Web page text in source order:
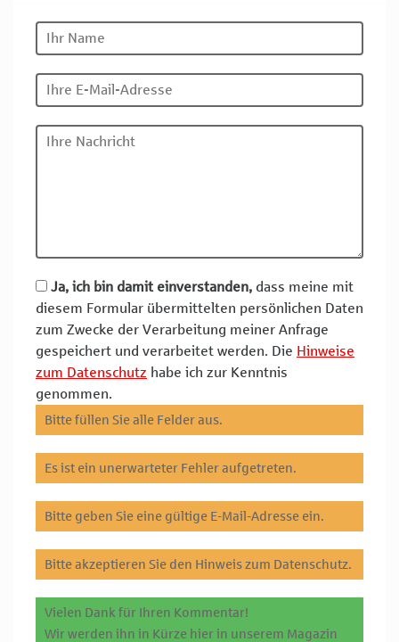
Ja, ich bin damit einverstanden, dass meine mit
diesem Formular übermittelten persönlichen Daten
zum Zwecke der Verarbeitung meiner Anfrage
gespeichert und verarbeitet werden. Die Hinweise
zum Datenschutz habe ich zur Kenntnis
genommen.
Bitte füllen Sie alle Felder aus.
Es ist ein unerwarteter Fehler aufgetreten.
Bitte geben Sie eine gültige E-Mail-Adresse ein.
Bitte akzeptieren Sie den Hinweis zum Datenschutz.
Vielen Dank für Ihren Kommentar!
Wir werden ihn in Kürze hier in unserem Magazin